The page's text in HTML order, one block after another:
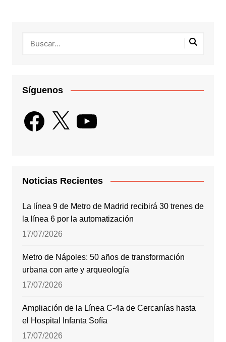
Síguenos
Facebook
X YouTube
Noticias Recientes
La línea 9 de Metro de Madrid recibirá 30 trenes de
la línea 6 por la automatización
17/07/2026
Metro de Nápoles: 50 años de transformación
urbana con arte y arqueología
17/07/2026
Ampliación de la Línea C-4a de Cercanías hasta
el Hospital Infanta Sofía
17/07/2026